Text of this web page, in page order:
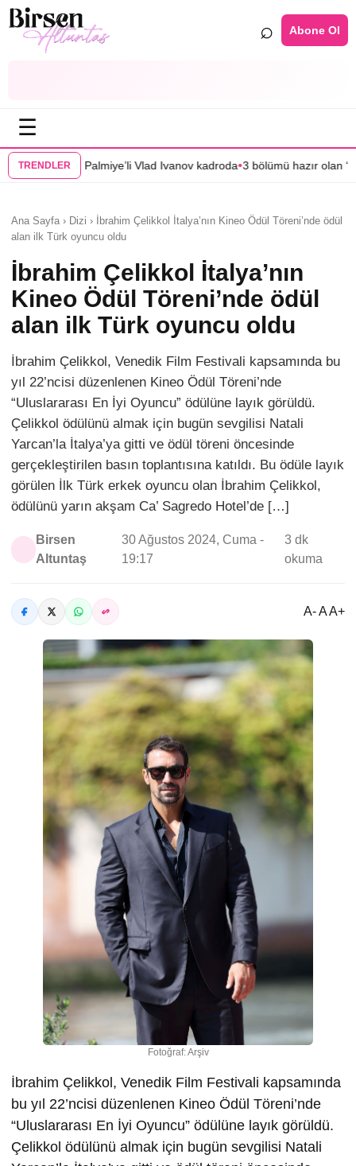
⌕ Abone Ol
☰
TRENDLER
Vlad Ivanov kadroda•3 bölümü hazır olan “Mercan Köşk”ün afişi
Ana Sayfa › Dizi › İbrahim Çelikkol İtalya’nın Kineo Ödül Töreni’nde ödül
alan ilk Türk oyuncu oldu
İbrahim Çelikkol İtalya’nın
Kineo Ödül Töreni’nde ödül
alan ilk Türk oyuncu oldu
İbrahim Çelikkol, Venedik Film Festivali kapsamında bu
yıl 22’ncisi düzenlenen Kineo Ödül Töreni’nde
“Uluslararası En İyi Oyuncu” ödülüne layık görüldü.
Çelikkol ödülünü almak için bugün sevgilisi Natali
Yarcan’la İtalya’ya gitti ve ödül töreni öncesinde
gerçekleştirilen basın toplantısına katıldı. Bu ödüle layık
görülen İlk Türk erkek oyuncu olan İbrahim Çelikkol,
ödülünü yarın akşam Ca’ Sagredo Hotel’de […]
Birsen
Altuntaş
30 Ağustos 2024, Cuma -
19:17
3 dk
okuma
A- A A+
Fotoğraf: Arşiv
İbrahim Çelikkol, Venedik Film Festivali kapsamında
bu yıl 22’ncisi düzenlenen Kineo Ödül Töreni’nde
“Uluslararası En İyi Oyuncu” ödülüne layık görüldü.
Çelikkol ödülünü almak için bugün sevgilisi Natali